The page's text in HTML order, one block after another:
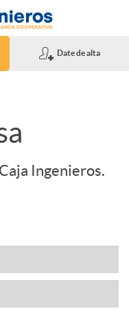
Date de alta
Ingenieros.